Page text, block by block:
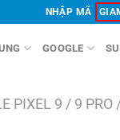
NHẬP MÃ
GOOGLE
PIXEL 9 / 9 PRO